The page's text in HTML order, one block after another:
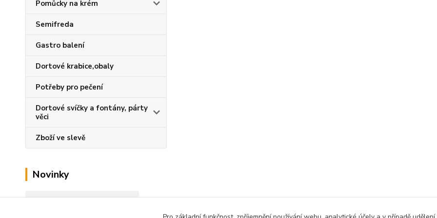
Pomůcky na krém
Semifreda
Gastro balení
Dortové krabice,obaly
Potřeby pro pečení
Dortové svíčky a fontány, párty
věci
Zboží ve slevě
Novinky
Zobrazit všechny novinky